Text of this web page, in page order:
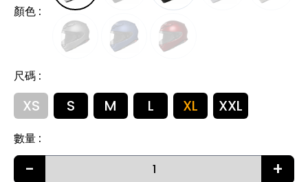
顏色 :
數量 :
- +
尺碼 :
XS S M L XL XXL